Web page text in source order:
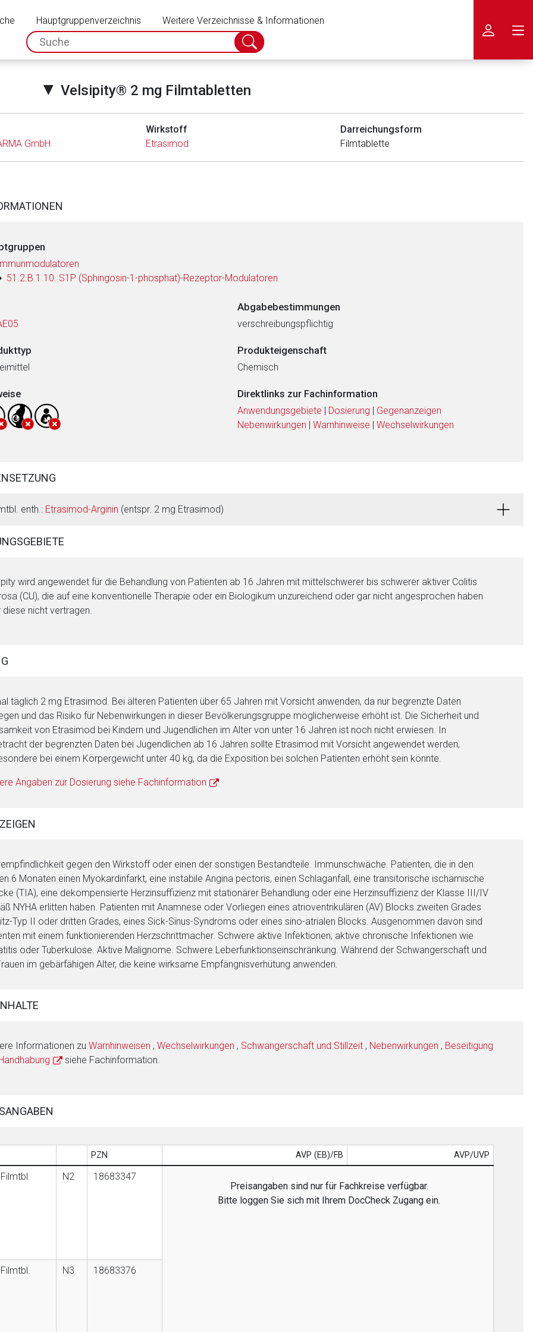
Hauptgruppenverzeichnis
Weitere Verzeichnisse & Informationen
spc.search.input.placeholder
Suche
abschicken
▼ Velsipity® 2 mg Filmtabletten
GmbH
Wirkstoff
Etrasimod
Darreichungsform
Filmtablette
51.2.B.1.10. S1P (Sphingosin-1-phosphat)-Rezeptor-Modulatoren
Abgabebestimmungen
verschreibungspflichtig
Produkteigenschaft
Chemisch
Direktlinks zur Fachinformation
Anwendungsgebiete | Dosierung | Gegenanzeigen
Nebenwirkungen | Warnhinweise | Wechselwirkungen
enth.: Etrasimod-Arginin (entspr. 2 mg Etrasimod)
wird angewendet für die Behandlung von Patienten ab 16 Jahren mit mittelschwerer bis schwerer aktiver Colitis
(CU), die auf eine konventionelle Therapie oder ein Biologikum unzureichend oder gar nicht angesprochen haben
diese nicht vertragen.
täglich 2 mg Etrasimod. Bei älteren Patienten über 65 Jahren mit Vorsicht anwenden, da nur begrenzte Daten
und das Risiko für Nebenwirkungen in dieser Bevölkerungsgruppe möglicherweise erhöht ist. Die Sicherheit und
von Etrasimod bei Kindern und Jugendlichen im Alter von unter 16 Jahren ist noch nicht erwiesen. In
der begrenzten Daten bei Jugendlichen ab 16 Jahren sollte Etrasimod mit Vorsicht angewendet werden,
bei einem Körpergewicht unter 40 kg, da die Exposition bei solchen Patienten erhöht sein könnte.
Angaben zur Dosierung siehe Fachinformation
gegen den Wirkstoff oder einen der sonstigen Bestandteile. Immunschwäche. Patienten, die in den
6 Monaten einen Myokardinfarkt, eine instabile Angina pectoris, einen Schlaganfall, eine transitorische ischämische
(TIA), eine dekompensierte Herzinsuffizienz mit stationärer Behandlung oder eine Herzinsuffizienz der Klasse III/IV
NYHA erlitten haben. Patienten mit Anamnese oder Vorliegen eines atrioventrikulären (AV) Blocks zweiten Grades
Typ II oder dritten Grades, eines Sick-Sinus-Syndroms oder eines sino-atrialen Blocks. Ausgenommen davon sind
mit einem funktionierenden Herzschrittmacher. Schwere aktive Infektionen, aktive chronische Infektionen wie
oder Tuberkulose. Aktive Malignome. Schwere Leberfunktionseinschränkung. Während der Schwangerschaft und
im gebärfähigen Alter, die keine wirksame Empfängnisverhütung anwenden.
Informationen zu Warnhinweisen , Wechselwirkungen , Schwangerschaft und Stillzeit , Nebenwirkungen , Beseitigung
siehe Fachinformation.
PZN AVP (EB)/FB AVP/UVP
N2
18683347
Preisangaben sind nur für Fachkreise verfügbar.
Bitte loggen Sie sich mit Ihrem DocCheck Zugang ein.
N3 18683376
Zurück zur rote-liste.de Zur Seite